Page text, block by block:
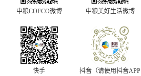
中粮COFCO微博 中粮美好生活微博
快手 抖音（请使用抖音APP